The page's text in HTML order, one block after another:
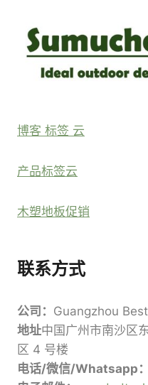
博客 标签 云
产品标签云
木塑地板促销
联系方式
公司： Guangzhou
地址中国广州市南沙区
区 4 号楼
电话/微信/Whatsapp：